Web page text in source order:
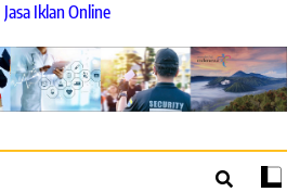
Jasa Iklan Online